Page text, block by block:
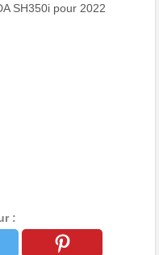
SH350i pour 2022
: